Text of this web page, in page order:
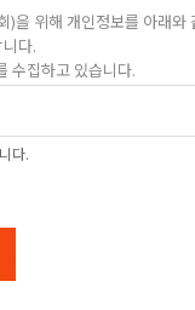
을 위해 개인정보를 아래와
다.
수집하고 있습니다.
있으며 동의 거부 시에는
다.